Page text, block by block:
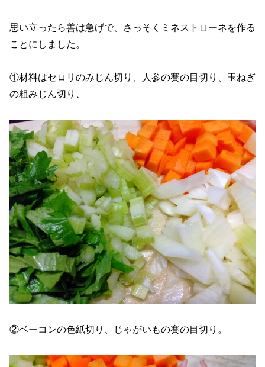
思い立ったら善は急げで、さっそくミネストローネを作る
ことにしました。
①材料はセロリのみじん切り、人参の賽の目切り、玉ねぎ
の粗みじん切り、
②ベーコンの色紙切り、じゃがいもの賽の目切り。